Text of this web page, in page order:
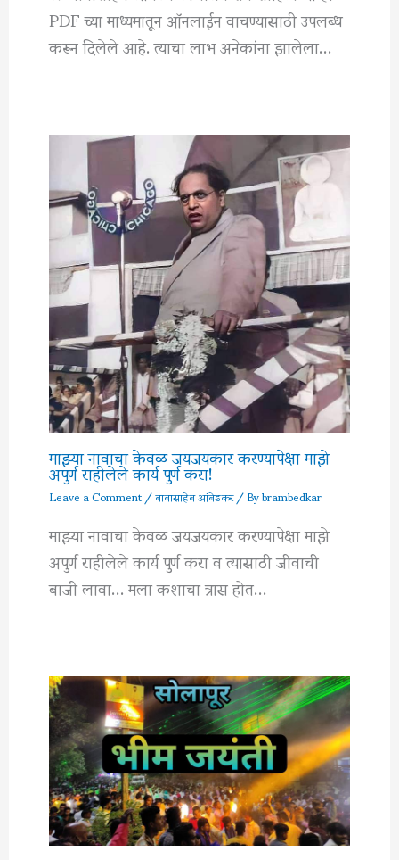
PDF च्या माध्यमातून ऑनलाईन वाचण्यासाठी उपलब्ध
करून दिलेले आहे. त्याचा लाभ अनेकांना झालेला…
माझ्या नावाचा केवळ जयजयकार करण्यापेक्षा माझे
अपुर्ण राहीलेले कार्य पुर्ण करा!
Leave a Comment/बाबासाहेब आंबेडकर/ Bybrambedkar
माझ्या नावाचा केवळ जयजयकार करण्यापेक्षा माझे
अपुर्ण राहीलेले कार्य पुर्ण करा व त्यासाठी जीवाची
बाजी लावा… मला कशाचा त्रास होत…